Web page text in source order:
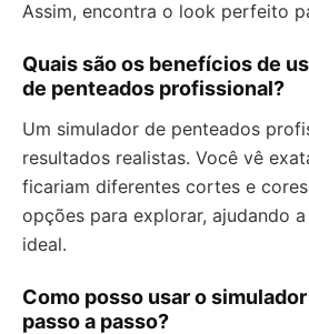
Assim, encontra o look perfeito
Quais são os benefícios de
de penteados profissional?
Um simulador de penteados
resultados realistas. Você vê
ficariam diferentes cortes e
opções para explorar, ajudando
ideal.
Como posso usar o
passo a passo?